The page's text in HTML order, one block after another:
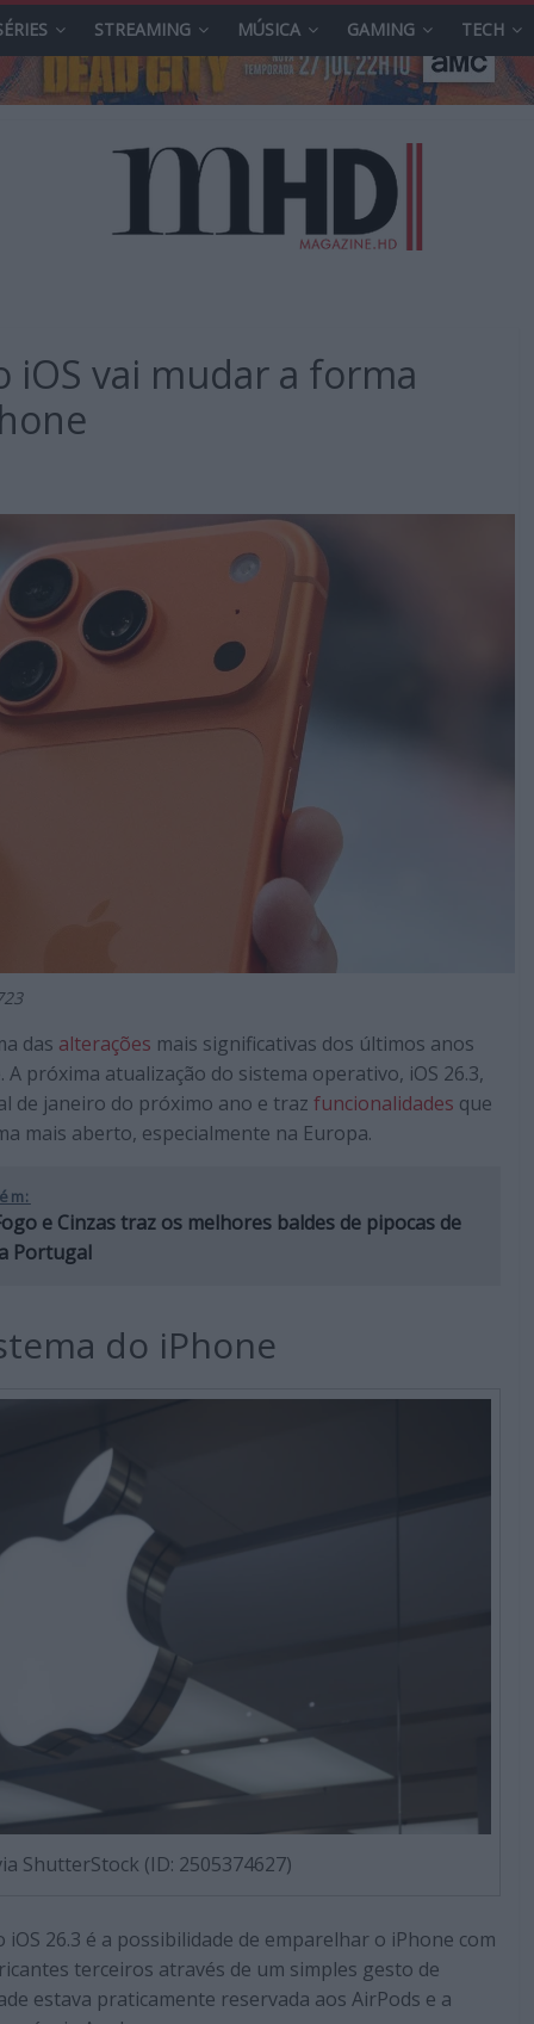
STREAMING MÚSICA GAMING TECH
iOS vai mudar a forma
das alterações mais significativas dos últimos anos
próxima atualização do sistema operativo, iOS 26.3,
de janeiro do próximo ano e traz funcionalidades que
mais aberto, especialmente na Europa.
e Cinzas traz os melhores baldes de pipocas de
Portugal
do iPhone
ShutterStock (ID: 2505374627)
iOS 26.3 é a possibilidade de emparelhar o iPhone com
terceiros através de um simples gesto de
estava praticamente reservada aos AirPods e a